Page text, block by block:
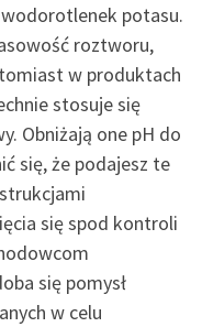
potasu.
roztworu,
w produktach
stosuje się
Obniżają one pH do
się, że podajesz te
się spod kontroli
się pomysł
w celu